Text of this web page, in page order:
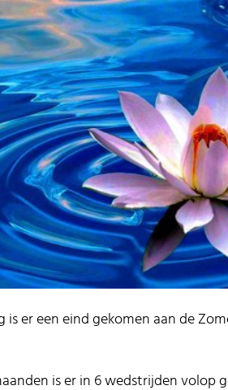
is er een eind gekomen aan de
is er in 6 wedstrijden volop